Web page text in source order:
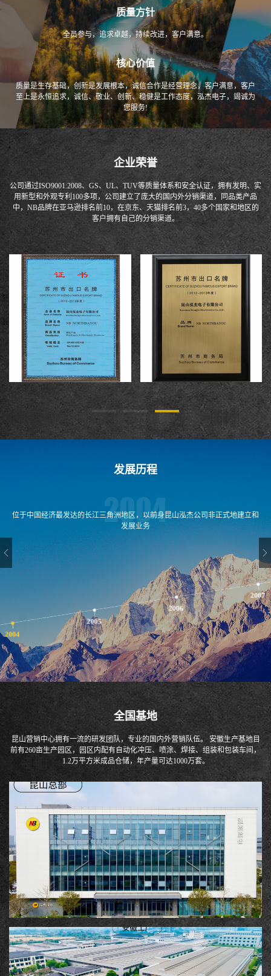
质量方针
全员参与，追求卓越，持续改进，客户满意。
核心价值
质量是生存基础，创新是发展根本，诚信合作是经营理念，客户满意，客户
至上是永恒追求，诚信、敬业、创新、稳健是工作态度，泓杰电子，竭诚为
您服务!
企业荣誉
公司通过ISO9001:2008、GS、UL、TUV等质量体系和安全认证，拥有发明、实
用新型和外观专利100多项，公司建立了庞大的国内外分销渠道，同品类产品
中，NB品牌在亚马逊排名前10，在京东、天猫排名前3，40多个国家和地区的
客户拥有自己的分销渠道。
发展历程
2004
位于中国经济最发达的长江三角洲地区，以前身昆山泓杰公司非正式地建立和
发展业务
2004
2005
2006
2007
全国基地
昆山营销中心拥有一流的研发团队，专业的国内外营销队伍。 安徽生产基地目
前有260亩生产园区，园区内配有自动化冲压、喷涂、焊接、组装和包装车间，
1.2万平方米成品仓储，年产量可达1000万套。